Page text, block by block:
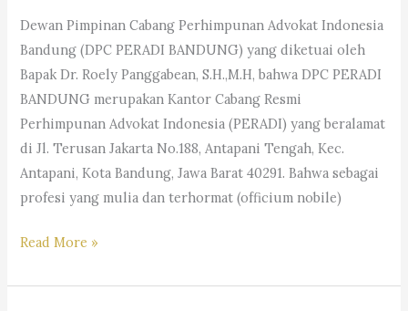
Dewan Pimpinan Cabang Perhimpunan Advokat Indonesia
Bandung (DPC PERADI BANDUNG) yang diketuai oleh
Bapak Dr. Roely Panggabean, S.H.,M.H, bahwa DPC PERADI
BANDUNG merupakan Kantor Cabang Resmi
Perhimpunan Advokat Indonesia (PERADI) yang beralamat
di Jl. Terusan Jakarta No.188, Antapani Tengah, Kec.
Antapani, Kota Bandung, Jawa Barat 40291. Bahwa sebagai
profesi yang mulia dan terhormat (officium nobile)
BIDANG
&
Read More »